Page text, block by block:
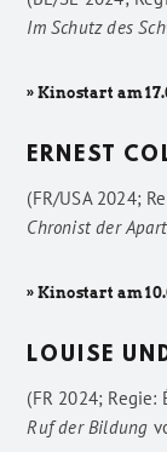
Im Schutz des
» Kinostart am
ERNEST
(FR/USA 2024;
Chronist der
» Kinostart am
LOUISE
(FR 2024; Regie:
Ruf der Bildung